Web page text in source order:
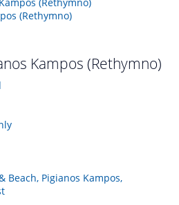
(Rethymno)
Kampos (Rethymno)
Beach, Pigianos Kampos,